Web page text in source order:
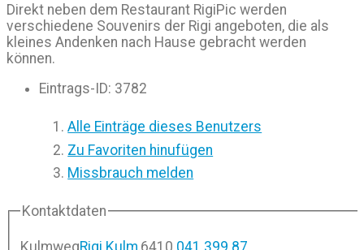
Direkt neben dem Restaurant RigiPic werden
verschiedene Souvenirs der Rigi angeboten, die als
kleines Andenken nach Hause gebracht werden
können.
Eintrags-ID: 3782
Alle Einträge dieses Benutzers
Zu Favoriten hinufügen
Missbrauch melden
Kontaktdaten
KulmwegRigi Kulm,6410 041 399 87